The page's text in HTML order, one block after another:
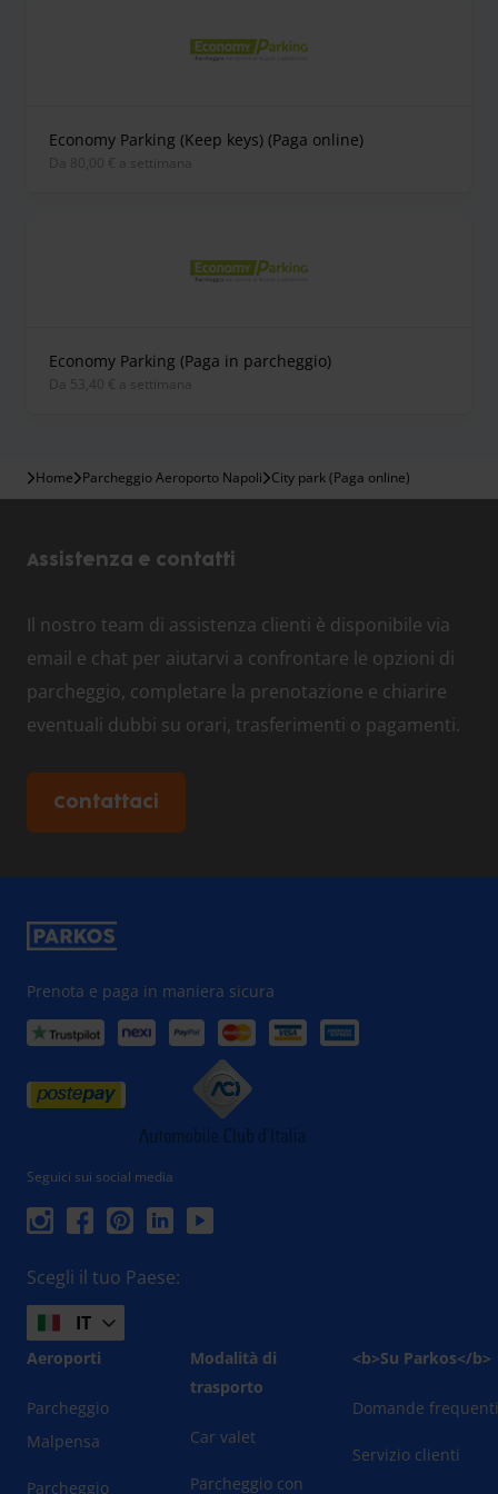
Economy Parking (Keep keys) (Paga online)
Da 80,00 € a settimana
Economy Parking (Paga in parcheggio)
Da 53,40 € a settimana
Home Parcheggio Aeroporto Napoli City park (Paga online)
Assistenza e contatti
Il nostro team di assistenza clienti è disponibile via
email e chat per aiutarvi a confrontare le opzioni di
parcheggio, completare la prenotazione e chiarire
eventuali dubbi su orari, trasferimenti o pagamenti.
Contattaci
Prenota e paga in maniera sicura
Seguici sui social media
Scegli il tuo Paese:
IT
Aeroporti
Parcheggio
Malpensa
Parcheggio
Modalità di
trasporto
Car valet
Parcheggio con
<b>Su Parkos</b>
Domande
Servizio clienti